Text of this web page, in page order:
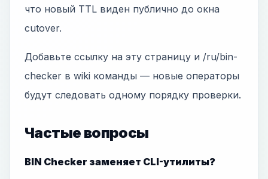
что новый TTL виден публично до окна
cutover.
Добавьте ссылку на эту страницу и /ru/bin-
checker в wiki команды — новые операторы
будут следовать одному порядку проверки.
Частые вопросы
BIN Checker заменяет CLI-утилиты?